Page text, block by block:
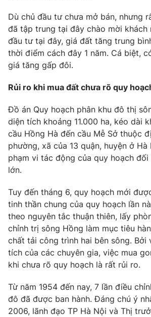
Theo dõi báo trên
Cơ quan chủ quản: Đài Truyền hình Việt
Cơ quan báo chí:Thời báo VTV
cấp ngày 29/12/2023
Phó Tổng Biên tập:Nguyễn Thị Mỹ Hạnh,
Nguyễn Trọng Ninh
Tổng đài VTV:024.38 355 931 - 024.38
Ðiện thoại Thời báo VTV:
024.66 897 897
Email:
Dù chủ đầu tư chưa mở bán, nhưng
đã tập trung tại đây chào mời khách
đầu tư tại đây, giá đất tăng trung
thời điểm cách đây 1 năm. Cá biệt,
giá tăng gấp đôi.
Rủi ro khi mua đất chưa rõ quy
Đồ án Quy hoạch phân khu đô thị
diện tích khoảng 11.000 ha, kéo dài
cầu Hồng Hà đến cầu Mễ Sở thuộc
phường, xã của 13 quận, huyện ở
phạm vi tác động của quy hoạch
lớn.
Tuy đến tháng 6, quy hoạch mới
tinh thần chung của quy hoạch lần
theo nguyên tắc thuận thiên, lấy
chỉnh trị sông Hồng làm mục tiêu
chất tải công trình hai bên sông. Bởi
tích của các chuyên gia, việc mua
khi chưa rõ quy hoạch là rất rủi ro.
Từ năm 1954 đến nay, 7 lần điều
đô đã được ban hành. Đáng chú ý
2006, lãnh đạo TP Hà Nội và Thị